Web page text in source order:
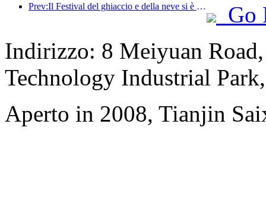
Prev:Il Festival del ghiaccio e della neve si è concluso e lo Yun Hotel si è portato a casa la prima ondata di 'ricchezza' nel 2025
Go
Indirizzo: 8 Meiyuan
Technology Industrial
Aperto in 2008, Tianjin